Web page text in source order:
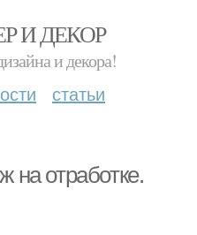
И ДЕКОР
и декора!
статьи
на отработке.